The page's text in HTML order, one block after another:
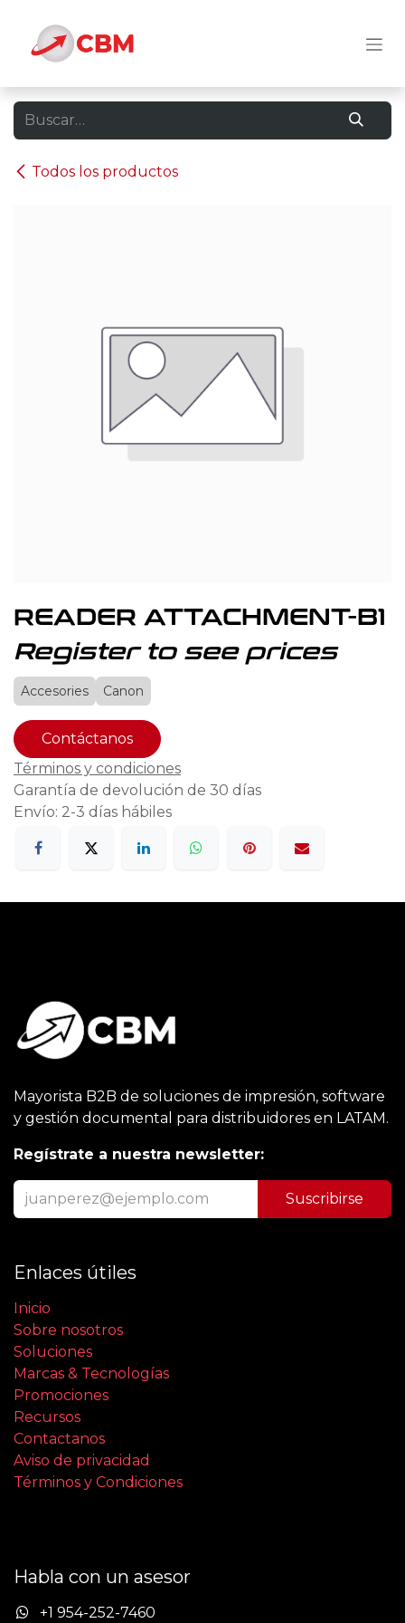
Todos los productos
READER ATTACHMENT-B1
Register to see prices
Accesories Canon
Contáctanos
Términos y condiciones
Garantía de devolución de 30 días
Envío: 2-3 días hábiles
Mayorista B2B de soluciones de impresión, software
y gestión documental para distribuidores en LATAM.
Regístrate a nuestra newsletter:
Suscribirse
Enlaces útiles
Inicio
Sobre nosotros
Soluciones
Marcas & Tecnologías
Promociones
Recursos
Contactanos
Aviso de privacidad
Términos y Condiciones
Habla con un asesor
+1 954-252-7460